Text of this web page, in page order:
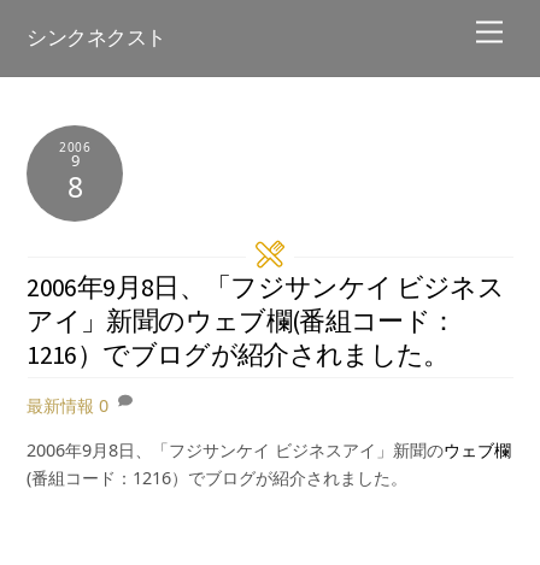
シンクネクスト
2006
9
8
2006年9月8日、「フジサンケイ ビジネス
アイ」新聞のウェブ欄(番組コード：
1216）でブログが紹介されました。
最新情報 0
2006年9月8日、「フジサンケイ ビジネスアイ」新聞のウェブ欄
(番組コード：1216）でブログが紹介されました。